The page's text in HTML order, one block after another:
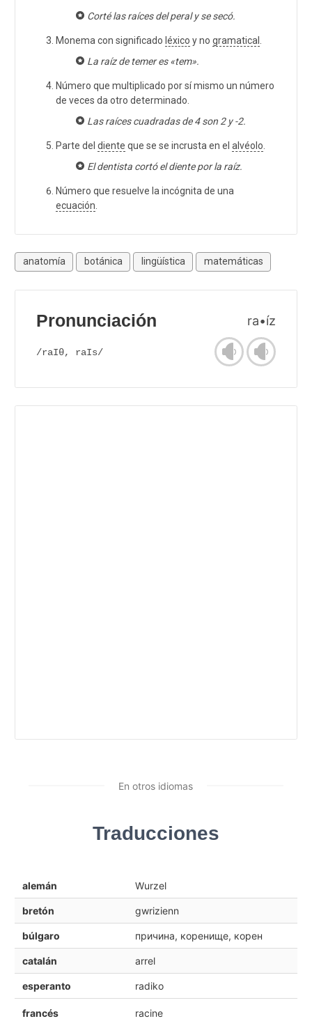
Corté las raíces del peral y se secó.
Monema con significado léxico y no gramatical
La raíz de temer es «tem».
Número que multiplicado por sí mismo un número
de veces da otro determinado.
Las raíces cuadradas de 4 son 2 y -2.
Parte del diente que se se incrusta en el alvéolo
El dentista cortó el diente por la raíz.
Número que resuelve la incógnita de una
ecuación
anatomía botánica lingüística matemáticas
Pronunciación ra•íz
/raIθ, raIs/
En otros idiomas
Traducciones
alemán Wurzel
bretón gwrizienn
búlgaro причина, коренище, корен
catalán arrel
esperanto radiko
francés racine